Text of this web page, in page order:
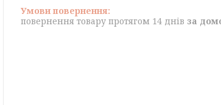
повернення товару протягом 14 днів за